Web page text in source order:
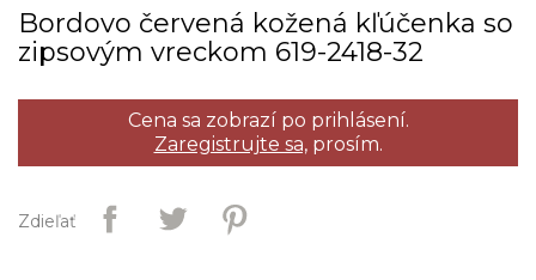
Bordovo červená kožená kľúčenka so
zipsovým vreckom 619­-2418­-32
Cena sa zobrazí po prihlásení.
Zaregistrujte sa,prosím.
Zdieľať